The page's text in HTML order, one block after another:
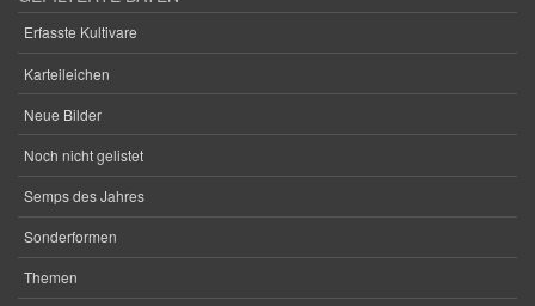
Erfasste Kultivare
Karteileichen
Neue Bilder
Noch nicht gelistet
Semps des Jahres
Sonderformen
Themen